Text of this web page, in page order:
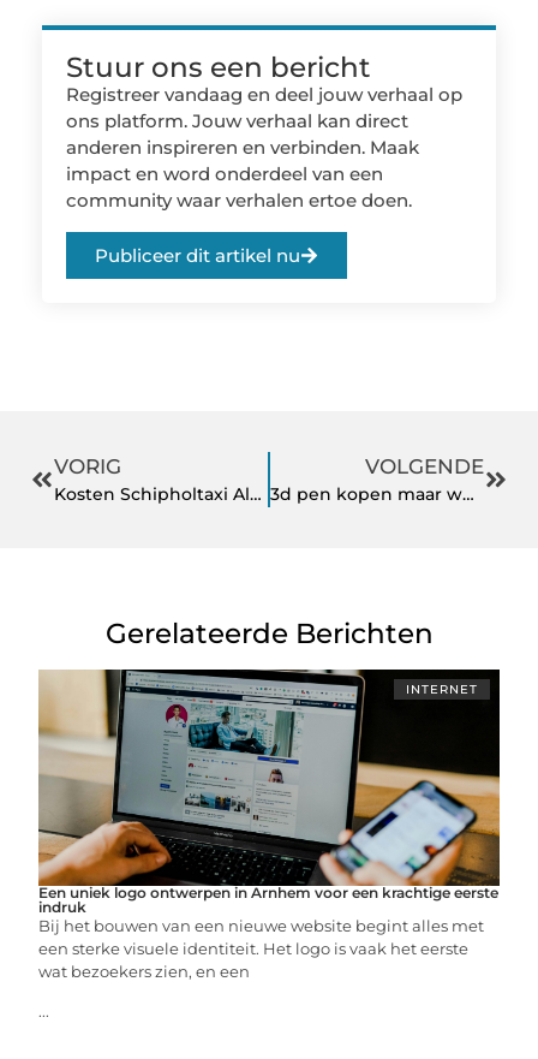
Stuur ons een bericht
Registreer vandaag en deel jouw verhaal op
ons platform. Jouw verhaal kan direct
anderen inspireren en verbinden. Maak
impact en word onderdeel van een
community waar verhalen ertoe doen.
Publiceer dit artikel nu
VORIG
Kosten Schipholtaxi Almere
VOLGENDE
3d pen kopen maar welke?
Gerelateerde Berichten
INTERNET
Een uniek logo ontwerpen in Arnhem voor een krachtige eerste
indruk
Bij het bouwen van een nieuwe website begint alles met
een sterke visuele identiteit. Het logo is vaak het eerste
wat bezoekers zien, en een
...